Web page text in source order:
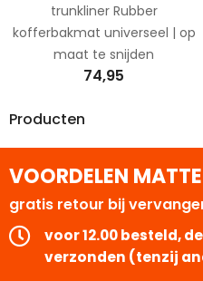
Producten
trunkliner Rubber
kofferbakmat universeel | op
maat te snijden
74,95
VOORDELEN
gratis retour bij
voor 12.00 besteld,
verzonden (tenzij